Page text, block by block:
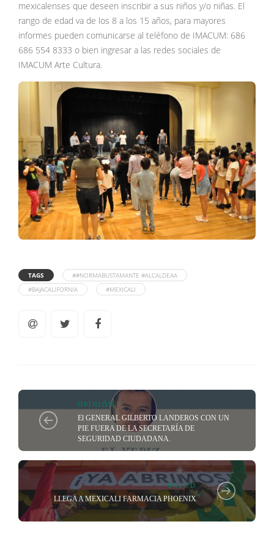
mexicalenses que deseen inscribir a sus niños y/o niñas. El
rango de edad va de los 8 a los 15 años, para mayores
informes pueden comunicarse al teléfono de IMACUM: 686
686 554 8333 o bien ingresar a las redes sociales de
IMACUM Arte Cultura.
TAGS
##NORMABUSTAMANTE #ALCALDEAA
#BAJACALIFORNIA
#MEXICALI
OPINIÓN
El GENERAL GILBERTO LANDEROS CON UN
PIE FUERA DE LA SECRETARÍA DE
SEGURIDAD CIUDADANA.
SALUD
LLEGA A MEXICALI FARMACIA PHOENIX